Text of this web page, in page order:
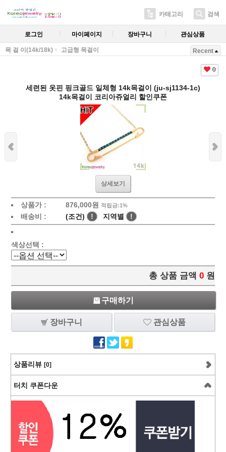
카테고리 검색
로그인 마이페이지 장바구니 관심상품
목 걸 이(14k/18k) 고급형 목걸이 Recent
0
세련된 옷핀 핑크골드 일체형 14k목걸이 (ju-sj1134-1c)
14k목걸이 코리아쥬얼리 할인쿠폰
상세보기
상품가 : 876,000원 적립금:1%
배송비 : (조건) ! 지역별 !
색상선택 :
총 상품 금액 0 원
구매하기
장바구니 관심상품
상품리뷰 [0]
터치 쿠폰다운